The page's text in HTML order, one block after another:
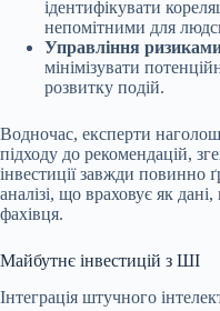
ідентифікувати
непомітними для
Управління
мінімізувати
розвитку подій.
Водночас, експерти
підходу до рекомендацій,
інвестиції завжди повинно
аналізі, що враховує як
фахівця.
Майбутнє інвестицій з ШІ
Інтеграція штучного